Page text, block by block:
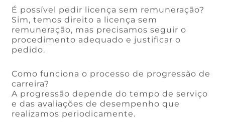
É possível pedir licença sem remuneração?
Sim, temos direito a licença sem
remuneração, mas precisamos seguir o
procedimento adequado e justificar o
pedido.
Como funciona o processo de progressão de
carreira?
A progressão depende do tempo de serviço
e das avaliações de desempenho que
realizamos periodicamente.